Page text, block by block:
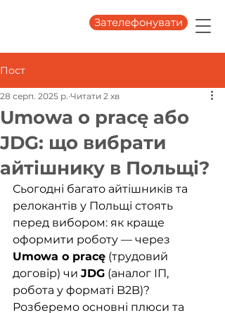
Зателефонувати
Пост
Umowa o pracę або
JDG: що вибрати
айтішнику в Польщі?
28 серп. 2025 р. Читати 2 хв
Сьогодні багато айтішників та
релокантів у Польщі стоять
перед вибором: як краще
оформити роботу — через
Umowa o pracę (трудовий
договір) чи JDG (аналог ІП,
робота у форматі B2B)?
Розберемо основні плюси та